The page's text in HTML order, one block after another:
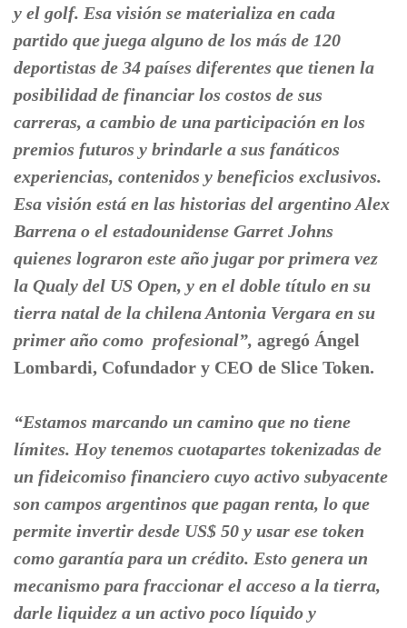
y el golf. Esa visión se materializa en cada
partido que juega alguno de los más de 120
deportistas de 34 países diferentes que tienen la
posibilidad de financiar los costos de sus
carreras, a cambio de una participación en los
premios futuros y brindarle a sus fanáticos
experiencias, contenidos y beneficios exclusivos.
Esa visión está en las historias del argentino Alex
Barrena o el estadounidense Garret Johns
quienes lograron este año jugar por primera vez
la Qualy del US Open, y en el doble título en su
tierra natal de la chilena ⁠Antonia Vergara en su
primer año como profesional”, agregó Ángel
Lombardi, Cofundador y CEO de Slice Token.
“Estamos marcando un camino que no tiene
límites. Hoy tenemos cuotapartes tokenizadas de
un fideicomiso financiero cuyo activo subyacente
son campos argentinos que pagan renta, lo que
permite invertir desde US$ 50 y usar ese token
como garantía para un crédito. Esto genera un
mecanismo para fraccionar el acceso a la tierra,
darle liquidez a un activo poco líquido y